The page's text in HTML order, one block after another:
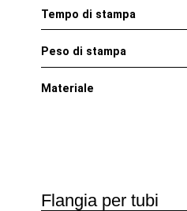
Tempo di stampa
Peso di stampa
Materiale
Flangia per tubi